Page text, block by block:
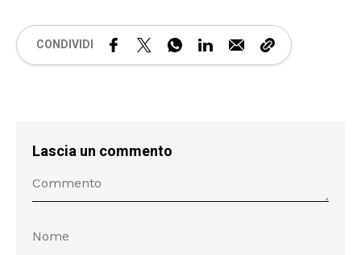
CONDIVIDI
Lascia un commento